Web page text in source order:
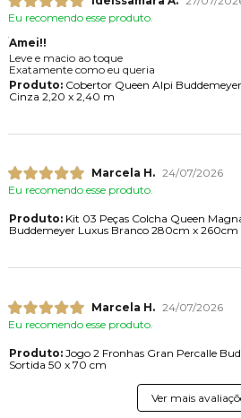
Eu recomendo esse produto.
Amei!!
Leve e macio ao toque
Exatamente como eu queria
Produto:Cobertor Queen Alpi
Cinza 2,20 x 2,40 m
Marcela H. 24/07/2026
Eu recomendo esse produto.
Produto:Kit 03 Peças Colcha Queen
Buddemeyer Luxus Branco 280cm x 260cm
Marcela H. 24/07/2026
Eu recomendo esse produto.
Produto:Jogo 2 Fronhas Gran Percalle
Sortida 50 x 70 cm
Ver mais